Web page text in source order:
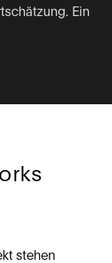
Ein
stehen